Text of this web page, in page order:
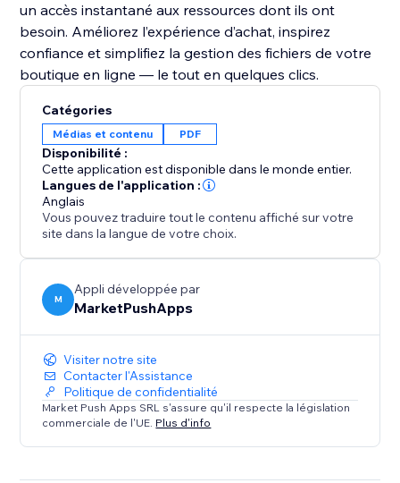
un accès instantané aux ressources dont ils ont
besoin. Améliorez l’expérience d’achat, inspirez
confiance et simplifiez la gestion des fichiers de votre
boutique en ligne — le tout en quelques clics.
Catégories
Médias et contenu PDF
Disponibilité :
Cette application est disponible dans le monde entier.
Langues de l'application :
Anglais
Vous pouvez traduire tout le contenu affiché sur votre
site dans la langue de votre choix.
M
Appli développée par
MarketPushApps
Visiter notre site
Contacter l'Assistance
Politique de confidentialité
Market Push Apps SRL s'assure qu'il respecte la législation
commerciale de l'UE. Plus d'info